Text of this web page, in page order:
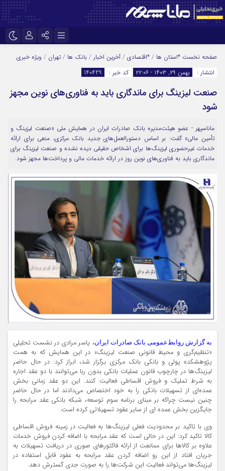
اینستاگرام
تلگرام
سروش
ایتا
آپارات
نام کاربری یا نشانی ایمیل
رمز عبور
مرا به خاطر بسپار
صفحه نخست *استان ها / *اقتصادی / آخرین اخبار / بانک ها / تهران / ویژه خبری
انتشار :
بهمن ۲۹, ۱۴۰۳ - ۲۲:۰۶ کد خبر : 140429
صنعت لیزینگ برای ماندگاری باید به فناوری‌های نوین مجهز
شود
ماناسپهر - عضو هیئت‌مدیره بانک صادرات ایران در همایش ملی «صنعت لیزینگ و
تأمین مالی» گفت: بر اساس دستورالعمل‌های جدید بانک مرکزی، منعی برای ارائه
خدمات غیرحضوری لیزینگ‌ها برای اشخاص حقیقی دیده نشده و صنعت لیزینگ برای
ماندگاری باید به فناوری‌های نوین روز در ارائه خدمات مالی و پرداخت‌ها مجهز شود.
به گزارش روابط‌عمومی بانک صادرات ایران، یاسر مرادی در نشست تحلیلی
«تنظیم‌گری و محیط قانونی صنعت لیزینگ» در این همایش که به همت
پژوهشکده پولی و بانکی بانک مرکزی برگزار شد، ابراز کرد: در حال حاضر
لیزینگ‌ها در چارچوب قانون عملیات بانکی بدون ربا می‌‌توانند با دو عقد اجاره
به شرط تملیک و فروش اقساطی فعالیت کنند. این دو عقد زمانی بخش
عمده‌ای از تسهیلات بانکی را به خود اختصاص می‌دادند اما در حال حاضر
چنین نیست چراکه بر مبنای برنامه سوم توسعه، شبکه بانکی عقد مرابحه را
جایگزین بخش عمده ای از سایر عقود تسهیلاتی کرده است.
وی با تاکید بر محدودیت فعلی لیزینگ‌ها به فعالیت در زمینه فروش اقساطی
کالا تاکید کرد: این در حالی است که عقد مرابحه با اضافه کردن فروش خدمات
علاوه بر کالاها برای ممانعت از ارائه فاکتورهای صوری در دریافت تسهیلات به
جریان افتاد از این رو اضافه کردن عقد مرابحه به عقود قابل استفاده در
لیزینگ‌ها می‌تواند فعالیت این شرکت‌ها را به صورت جدی گسترش دهد.